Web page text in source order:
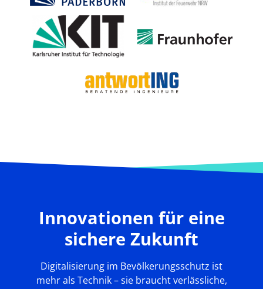
Innovationen für eine
sichere Zukunft
Digitalisierung im Bevölkerungsschutz ist
mehr als Technik – sie braucht verlässliche,